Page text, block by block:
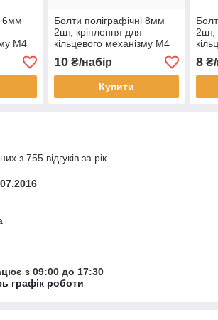
6мм
М4
Болти поліграфічні 8мм
2шт, кріплення для
кільцевого механізму М4
Білі BLT015
10₴/набір
Купити
2шт,
8 ₴/
з 755 відгуків за рік
з 09:00 до 17:30
графік роботи